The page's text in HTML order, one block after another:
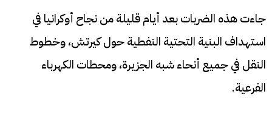
جاءت هذه الضربات بعد أيام قليلة من نجاح أوكرانيا في
استهداف البنية التحتية النفطية حول كيرتش، وخطوط
النقل في جميع أنحاء شبه الجزيرة، ومحطات الكهرباء
الفرعية.